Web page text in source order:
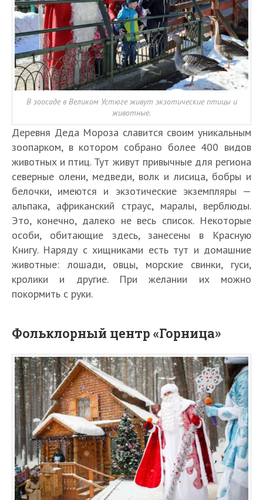
В зоосаде в Великом Устюге живут экзотические птицы и
животные.
Деревня Деда Мороза славится своим уникальным
зоопарком, в котором собрано более 400 видов
животных и птиц. Тут живут привычные для региона
северные олени, медведи, волк и лисица, бобры и
белочки, имеются и экзотические экземпляры —
альпака, африканский страус, маралы, верблюды.
Это, конечно, далеко не весь список. Некоторые
особи, обитающие здесь, занесены в Красную
Книгу. Наряду с хищниками есть тут и домашние
животные: лошади, овцы, морские свинки, гуси,
кролики и другие. При желании их можно
покормить с руки.
Фольклорный центр «Горница»